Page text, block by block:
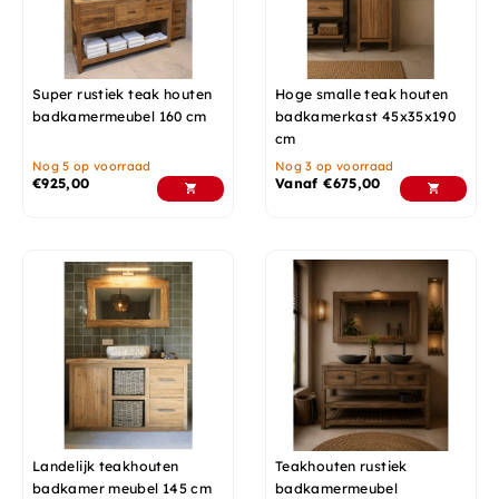
Super rustiek teak houten
badkamermeubel 160 cm
Nog 5 op voorraad
€925,00
Hoge smalle teak houten
badkamerkast 45x35x190
cm
Nog 3 op voorraad
Vanaf€675,00
Landelijk teakhouten
badkamer meubel 145 cm
Teakhouten rustiek
badkamermeubel